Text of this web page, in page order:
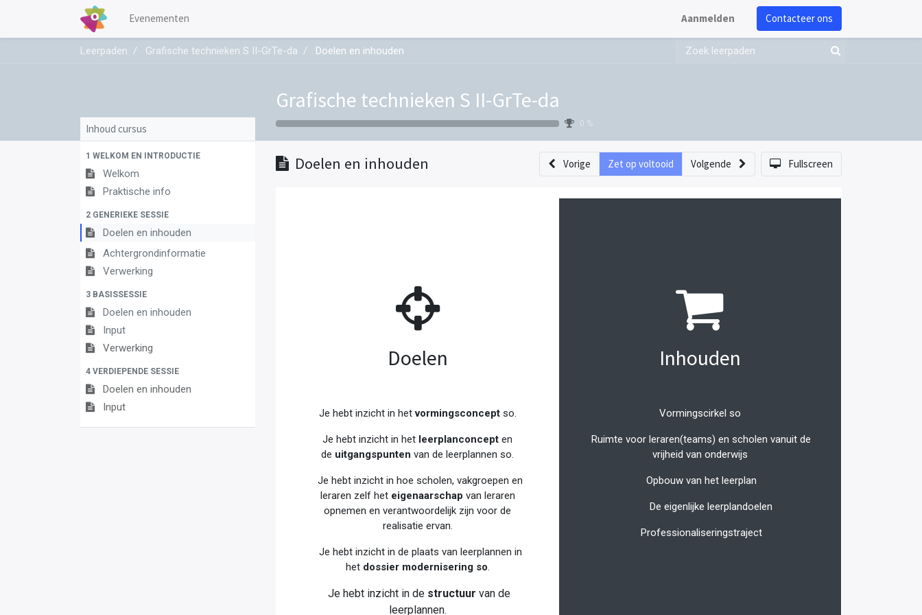
Evenementen Aanmelden Contacteer ons
Leerpaden Grafische technieken S II-GrTe-da Doelen en inhouden
Grafische technieken S II-GrTe-da
0 %
Inhoud cursus
1 WELKOM EN INTRODUCTIE
Welkom
Praktische info
2 GENERIEKE SESSIE
Doelen en inhouden
Achtergrondinformatie
Verwerking
3 BASISSESSIE
Doelen en inhouden
Input
Verwerking
4 VERDIEPENDE SESSIE
Doelen en inhouden
Input
Doelen en inhouden Vorige Zet op voltooid Volgende Fullscreen
Doelen
Je hebt inzicht in hetvormingsconcept so.
Je hebt inzicht in het leerplanconcepten
de uitgangspuntenvan de leerplannen so.
Je hebt inzicht in hoe scholen, vakgroepen en
leraren zelf het eigenaarschap van leraren
opnemen en verantwoordelijk zijn voor de
realisatie ervan.
Je hebt inzicht in de plaats van leerplannen in
hetdossier modernisering so.
Je hebt inzicht in de structuur van de
leerplannen.
Inhouden
Vormingscirkel so
Ruimte voor leraren(teams) en scholen vanuit de
vrijheid van onderwijs
Opbouw van het leerplan
De eigenlijke leerplandoelen
Professionaliseringstraject